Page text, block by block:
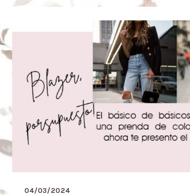
04/03/2024